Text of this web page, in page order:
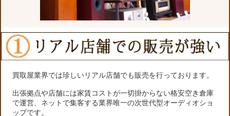
買取屋業界では珍しいリアル店舗でも販売を行っております。
出張拠点や店舗には家賃コストが一切掛からない格安空き倉庫
で運営、ネットで集客する業界唯一の次世代型オーディオショ
ップです。